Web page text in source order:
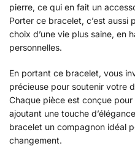
pierre, ce qui en fait un
Porter ce bracelet, c’est aussi
choix d’une vie plus saine, en
personnelles.
En portant ce bracelet, vous
précieuse pour soutenir votre
Chaque pièce est conçue
ajoutant une touche
bracelet un compagnon idéal
changement.